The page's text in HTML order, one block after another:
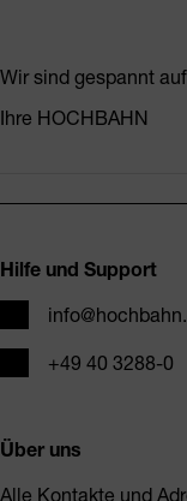
Wir sind gespannt
Ihre HOCHBAHN
Hilfe und Support
E-Mail
Telefon+49 40 3288-0
Über uns
Alle Kontakte und